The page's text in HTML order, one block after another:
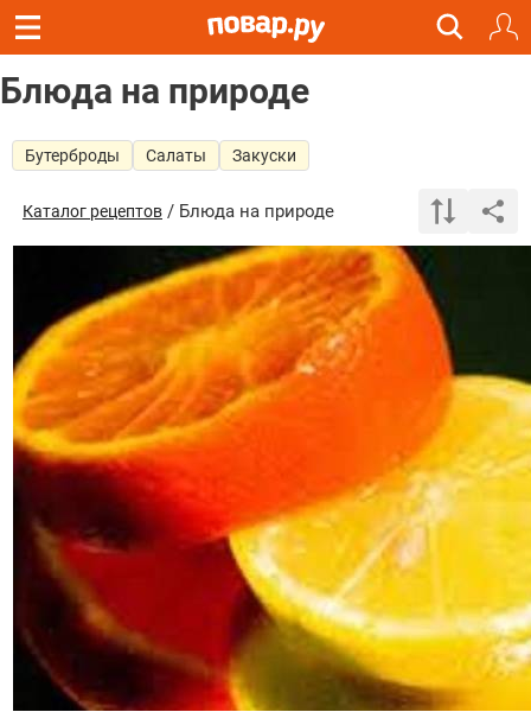
Блюда на природе
Бутерброды Салаты Закуски
Каталог рецептов / Блюда на природе